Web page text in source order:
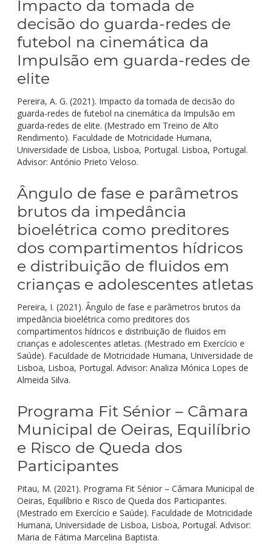
Impacto da tomada de
decisão do guarda-redes de
futebol na cinemática da
Impulsão em guarda-redes de
elite
Pereira, A. G. (2021). Impacto da tomada de decisão do
guarda-redes de futebol na cinemática da Impulsão em
guarda-redes de elite. (Mestrado em Treino de Alto
Rendimento). Faculdade de Motricidade Humana,
Universidade de Lisboa, Lisboa, Portugal. Lisboa, Portugal.
Advisor: António Prieto Veloso.
Ângulo de fase e parâmetros
brutos da impedância
bioelétrica como preditores
dos compartimentos hídricos
e distribuição de fluidos em
crianças e adolescentes atletas
Pereira, I. (2021). Ângulo de fase e parâmetros brutos da
impedância bioelétrica como preditores dos
compartimentos hídricos e distribuição de fluidos em
crianças e adolescentes atletas. (Mestrado em Exercício e
Saúde). Faculdade de Motricidade Humana, Universidade de
Lisboa, Lisboa, Portugal. Advisor: Analiza Mónica Lopes de
Almeida Silva.
Programa Fit Sénior – Câmara
Municipal de Oeiras, Equilíbrio
e Risco de Queda dos
Participantes
Pitau, M. (2021). Programa Fit Sénior – Câmara Municipal de
Oeiras, Equilíbrio e Risco de Queda dos Participantes.
(Mestrado em Exercício e Saúde). Faculdade de Motricidade
Humana, Universidade de Lisboa, Lisboa, Portugal. Advisor:
Maria de Fátima Marcelina Baptista.